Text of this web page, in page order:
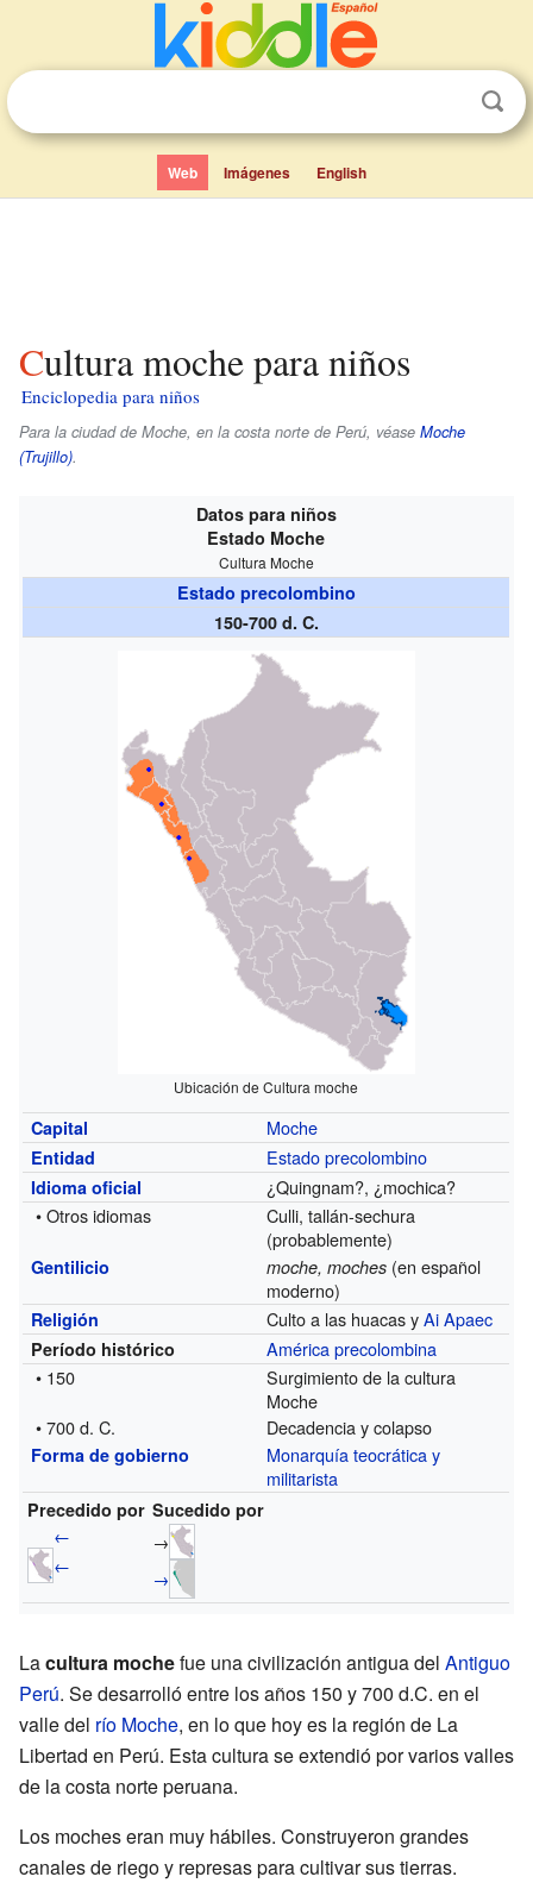
Web Imágenes English
Cultura moche para niños
Enciclopedia para niños
Para la ciudad de Moche, en la costa norte de Perú, véase Moche
(Trujillo).
Datos para niños
Estado Moche
Cultura Moche
Estado precolombino
150-700 d. C.
Ubicación de Cultura moche
Capital Moche
Entidad Estado precolombino
Idioma oficial
¿Quingnam?, ¿mochica?
• Otros idiomas
Culli, tallán-sechura
(probablemente)
Gentilicio moche, moches (en español
moderno)
Religión Culto a las huacas yAi Apaec
Período histórico
América precolombina
• 150
Surgimiento de la cultura
Moche
• 700 d. C.
Decadencia y colapso
Forma de gobierno Monarquía teocrática y
militarista
Precedido por Sucedido por
←
←
→
→
Lacultura mochefue una civilización antigua del Antiguo
Perú. Se desarrolló entre los años 150 y 700 d.C. en el
valle del río Moche, en lo que hoy es la región de La
Libertad en Perú. Esta cultura se extendió por varios valles
de la costa norte peruana.
Los moches eran muy hábiles. Construyeron grandes
canales de riego y represas para cultivar sus tierras.